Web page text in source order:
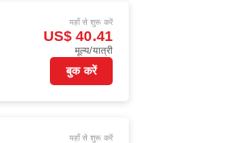
यहाँ से शुरू करें
US$ 40.41
मूल्य/यात्री
बुक करें
यहाँ से शुरू करें